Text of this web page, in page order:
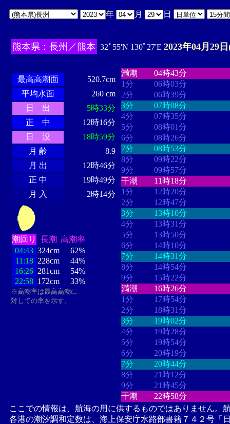
年 月 日
熊本県：長州／熊本 32ﾟ55'N 130ﾟ27'E 2023年04月29
最高高潮面
520.7cm
平均水面
260 cm
日 出
5時33分
正 中
12時16分
日 没
18時59分
月 齢
8.9
月 出
12時46分
正 中
19時49分
月 入
2時14分
潮回り 長潮 高潮率
04:43 324cm
62%
11:18 228cm
44%
16:26 281cm
54%
22:58 172cm 33%
※高潮率は最高高潮に
対しての率を示す。
満潮
04時43分
1分
06時03分
2分
06時39分
3分
07時08分
4分
07時35分
5分
08時01分
6分
08時26分
7分
08時53分
8分
09時22分
9分
09時57分
干潮
11時18分
1分
12時20分
2分
12時47分
3分
13時10分
4分
13時31分
5分
13時50分
6分
14時10分
7分
14時31分
8分
14時54分
9分
15時22分
満潮
16時26分
1分
17時54分
2分
18時31分
3分
19時02分
4分
19時28分
5分
19時54分
6分
20時19分
7分
20時44分
8分
21時12分
9分
21時45分
干潮
22時58分
ここでの情報は、航海の用に供するものではありません。
各港の潮汐調和定数は、海上保安庁水路部書籍７４２号「